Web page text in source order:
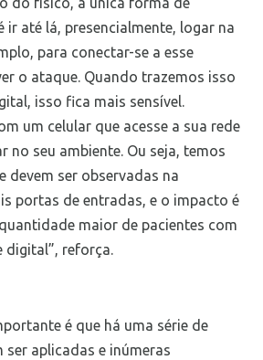
ir até lá, presencialmente, logar na
para conectar-se a esse
o ataque. Quando trazemos isso
isso fica mais sensível.
um celular que acesse a sua rede
no seu ambiente. Ou seja, temos
devem ser observadas na
portas de entradas, e o impacto é
maior de pacientes com
digital”, reforça.
é que há uma série de
ser aplicadas e inúmeras